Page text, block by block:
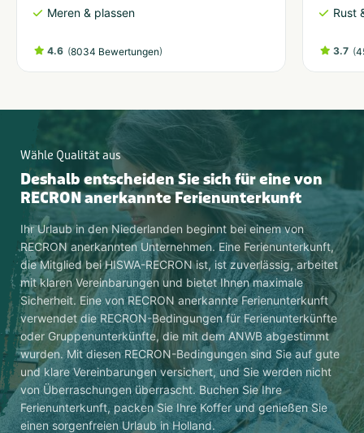
Meren & plassen
4.6 (8034 Bewertungen)
Rust
3.7 (
Wähle Qualität aus
Deshalb entscheiden Sie sich für eine von
RECRON anerkannte Ferienunterkunft
Ihr Urlaub in den Niederlanden beginnt bei einem von
RECRON anerkannten Unternehmen. Eine Ferienunterkunft,
die Mitglied bei HISWA-RECRON ist, ist zuverlässig, arbeitet
mit klaren Vereinbarungen und bietet Ihnen maximale
Sicherheit. Eine von RECRON anerkannte Ferienunterkunft
verwendet die RECRON-Bedingungen für Ferienunterkünfte
oder Gruppenunterkünfte, die mit dem ANWB abgestimmt
wurden. Mit diesen RECRON-Bedingungen sind Sie auf gute
und klare Vereinbarungen versichert, und Sie werden nicht
von Überraschungen überrascht. Buchen Sie Ihre
Ferienunterkunft, packen Sie Ihre Koffer und genießen Sie
einen sorgenfreien Urlaub in Holland.